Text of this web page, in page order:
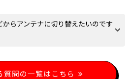
からアンテナに切り替えたいのです
質問の一覧はこちら